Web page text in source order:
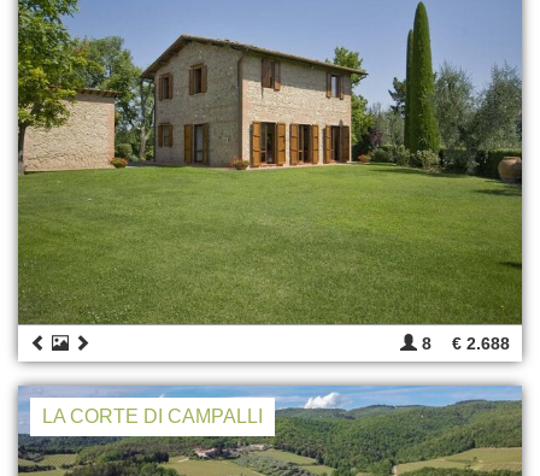
8 € 2.688
LA CORTE DI CAMPALLI